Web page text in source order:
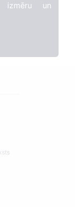
izmēru un